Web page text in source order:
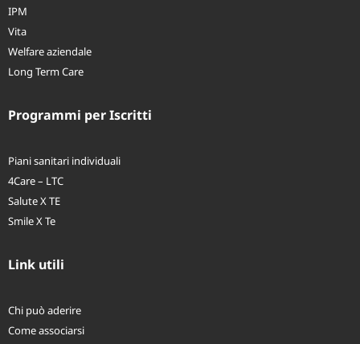
Infortuni
IPM
Vita
Welfare aziendale
Piani sanitari individuali
4Care – LTC
Salute X TE
Chi può aderire